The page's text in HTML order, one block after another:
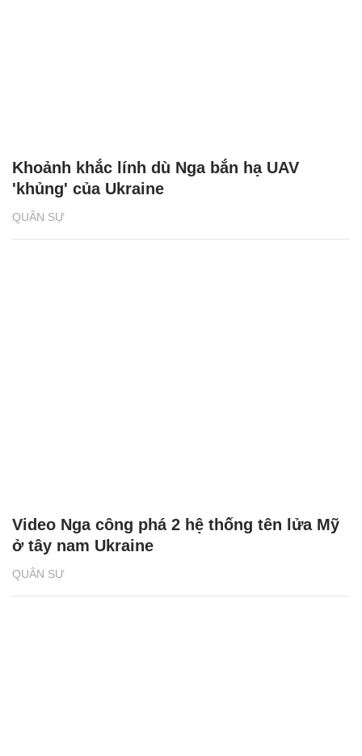
QUÂN SỰ
Khoảnh khắc lính dù Nga bắn hạ UAV
'khủng' của Ukraine
QUÂN SỰ
Video Nga công phá 2 hệ thống tên lửa Mỹ
ở tây nam Ukraine